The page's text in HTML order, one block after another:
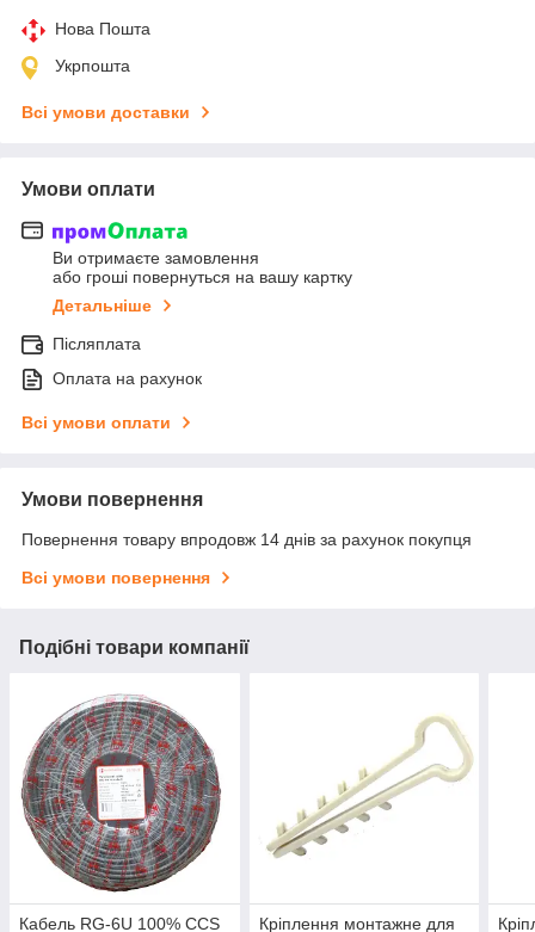
Нова Пошта
Укрпошта
Всі умови доставки
Умови оплати
Ви отримаєте замовлення
або гроші повернуться на вашу картку
Детальніше
Післяплата
Оплата на рахунок
Всі умови оплати
Умови повернення
Повернення товару впродовж 14 днів за рахунок покупця
Всі умови повернення
Подібні товари компанії
Кабель RG-6U 100% ССS Кріплення монтажне для